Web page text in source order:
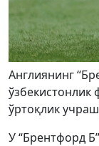
Англиянинг
ўртоқлик
У “Брентфорд